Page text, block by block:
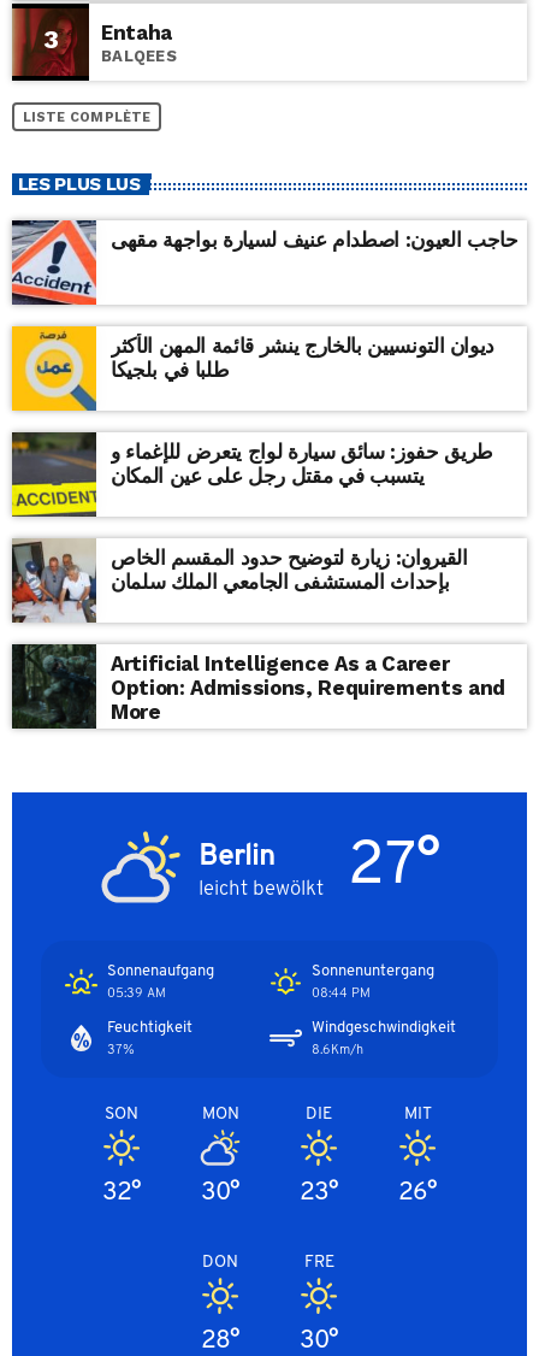
3 Entaha
BALQEES
LISTE COMPLÈTE
LES PLUS LUS
حاجب العيون: اصطدام عنيف لسيارة بواجهة مقهى
ديوان التونسيين بالخارج ينشر قائمة المهن الأكثر
طلبا في بلجيكا
طريق حفوز: سائق سيارة لواج يتعرض للإغماء و
يتسبب في مقتل رجل على عين المكان
القيروان: زيارة لتوضيح حدود المقسم الخاص
بإحداث المستشفى الجامعي الملك سلمان
Artificial Intelligence As a Career
Option: Admissions, Requirements and
More
Berlin
leicht bewölkt 27°
Sonnenaufgang
05:39 AM
Sonnenuntergang
08:44 PM
Feuchtigkeit
37%
Windgeschwindigkeit
8.6Km/h
SON
32°
MON
30°
DIE
23°
MIT
26°
DON
28°
FRE
30°